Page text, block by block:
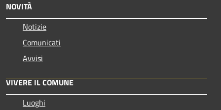
NOVITÀ
Notizie
Comunicati
Avvisi
VIVERE IL COMUNE
Luoghi